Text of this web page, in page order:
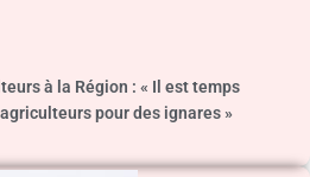
à la Région : « Il est temps
pour des ignares »